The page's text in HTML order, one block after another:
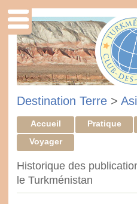
Destination Terre >
Accueil Pratique
Voyager
Historique des
le Turkménistan